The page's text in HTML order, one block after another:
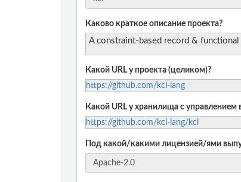
Каково краткое описание проекта?
A constraint-based record &
Какой URL у проекта (целиком)?
https://github.com/kcl-lang
Какой URL у хранилища с
https://github.com/kcl-lang/kcl
Под какой/какими лицензией/ями